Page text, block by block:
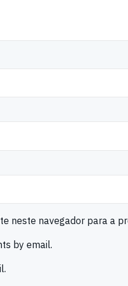
neste navegador para a
by email.